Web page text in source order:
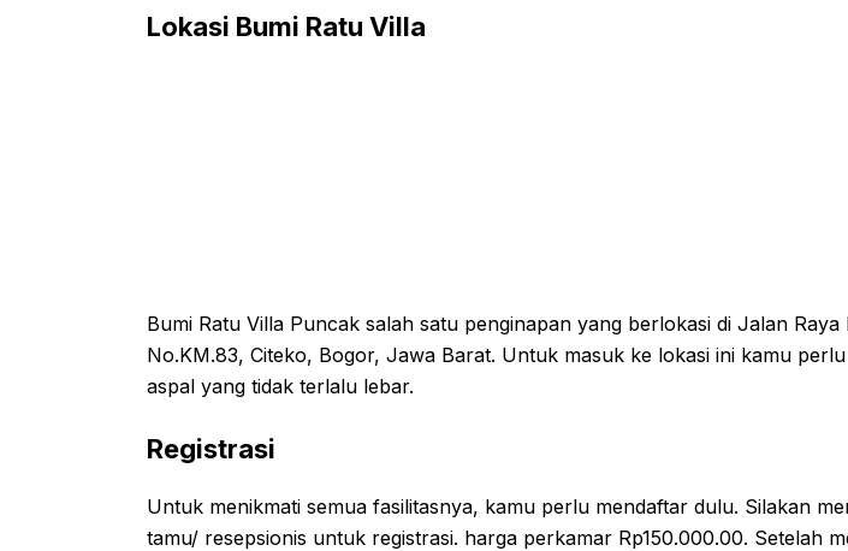
Lokasi Bumi Ratu Villa
Bumi Ratu Villa Puncak salah satu penginapan yang berlokasi di Jalan Raya
No.KM.83, Citeko, Bogor, Jawa Barat. Untuk masuk ke lokasi ini kamu
aspal yang tidak terlalu lebar.
Registrasi
Untuk menikmati semua fasilitasnya, kamu perlu mendaftar dulu. Silakan
tamu/ resepsionis untuk registrasi. harga perkamar Rp150.000.00. Setelah